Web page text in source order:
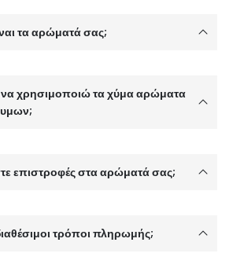
τα αρώματά σας;
να χρησιμοποιώ τα χύμα αρώματα
επιστροφές στα αρώματά σας;
τρόποι πληρωμής;